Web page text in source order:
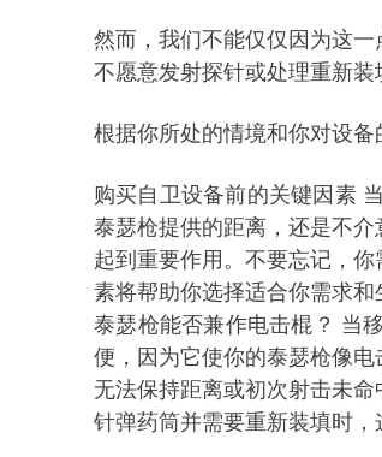
然而，我们不能仅仅因为这一
不愿意发射探针或处理重新装
根据你所处的情境和你对设
购买自卫设备前的关键因素
泰瑟枪提供的距离，还是不介
起到重要作用。不要忘记，
素将帮助你选择适合你需求和
泰瑟枪能否兼作电击棍 ？ 当
便，因为它使你的泰瑟枪像电
无法保持距离或初次射击未
针弹药筒并需要重新装填时